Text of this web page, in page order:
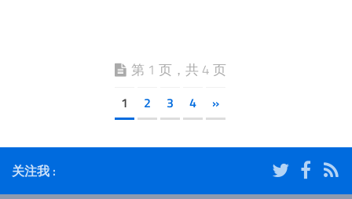
第 1 页，共 4 页
1 2 3 4 »
关注我 :